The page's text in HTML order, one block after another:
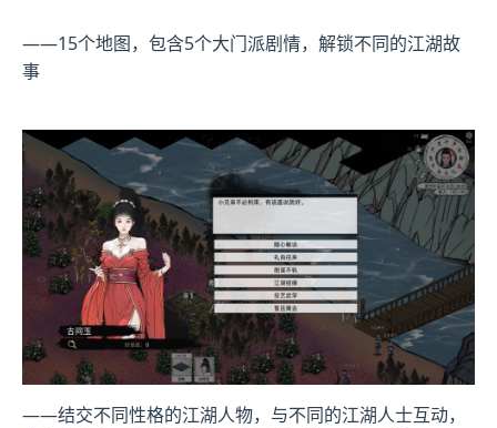
——15个地图，包含5个大门派剧情，解锁不同的江湖故
事
——结交不同性格的江湖人物，与不同的江湖人士互动，